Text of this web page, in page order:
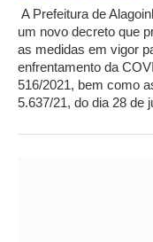
A Prefeitura de
um novo decreto que
as medidas em vigor
enfrentamento da
516/2021, bem como
5.637/21, do dia 28 de